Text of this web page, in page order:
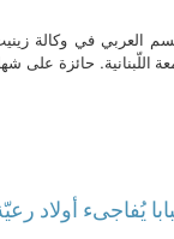
العربي في وكالة
حائزة على
يُفاجىء أولاد